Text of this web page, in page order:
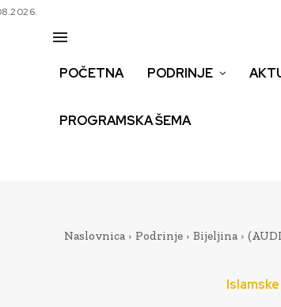
POČETNA PODRINJE
PROGRAMSKA ŠEMA
Naslovnica Podrinje Bijeljina